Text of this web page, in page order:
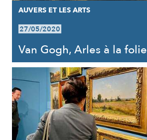
AUVERS ET LES ARTS
27/05/2020
Van Gogh, Arles à la folie